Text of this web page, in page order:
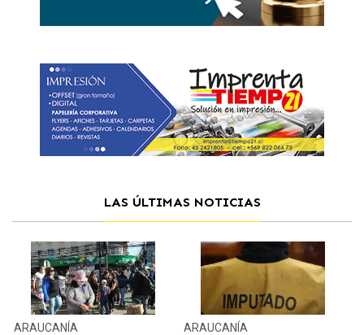
LAS ÚLTIMAS NOTICIAS
ARAUCANÍA ARAUCANÍA